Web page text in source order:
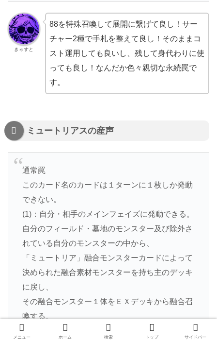
きゃすと
88を特殊召喚して展開に繋げて良し！サー
チャー2種で手札を整えて良し！そのままコ
スト運用しても良いし、残して身代わりに使
っても良し！なんだか色々親切な永続罠で
す。
ミュートリアスの産声
通常罠
このカード名のカードは１ターンに１枚しか発動
できない。
(1)：自分・相手のメインフェイズに発動できる。
自分のフィールド・墓地のモンスター及び除外さ
れている自分のモンスターの中から、
「ミュートリア」融合モンスターカードによって
決められた融合素材モンスターを持ち主のデッキ
に戻し、
その融合モンスター１体をＥＸデッキから融合召
喚する。
メニュー ホーム 検索 トップ サイドバー